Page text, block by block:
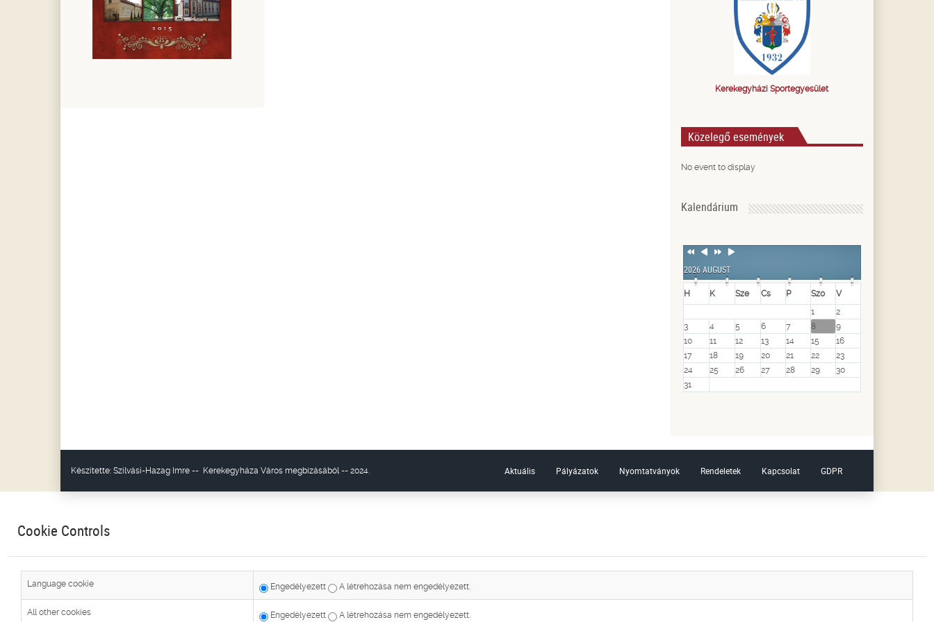
Kerekegyházi Sportegyesület
Közelegő események
No event to display
Kalendárium
Previous
Previous
NextNext
2026 AUGUST
H K Sze Cs P Szo
V
1
2
3
4 5 6 7 8
9
10
11 12 13 14 15
16
17
18 19 20 21 22
23
24
25 26 27 28 29
30
31
Készítette: Szilvási-Hazag Imre -- Kerekegyháza Város megbízásából -- 2024. Aktuális Pályázatok Nyomtatványok Rendeletek Kapcsolat GDPR
Cookie Controls
Language cookie Engedélyezett A létrehozása nem engedélyezett.
All other cookies Engedélyezett A létrehozása nem engedélyezett.